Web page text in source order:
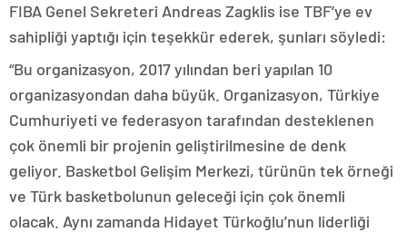
FIBA Genel Sekreteri Andreas Zagklis ise TBF’ye ev
sahipliği yaptığı için teşekkür ederek, şunları söyledi:
“Bu organizasyon, 2017 yılından beri yapılan 10
organizasyondan daha büyük. Organizasyon, Türkiye
Cumhuriyeti ve federasyon tarafından desteklenen
çok önemli bir projenin geliştirilmesine de denk
geliyor. Basketbol Gelişim Merkezi, türünün tek örneği
ve Türk basketbolunun geleceği için çok önemli
olacak. Aynı zamanda Hidayet Türkoğlu’nun liderliği